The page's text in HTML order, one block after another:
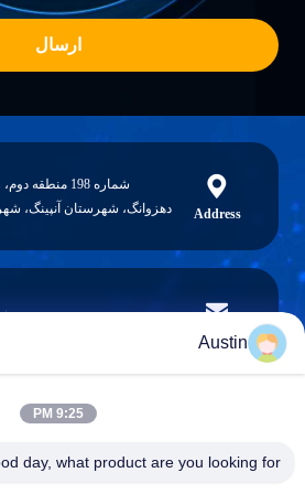
ارسال
Address
شماره 198
دهزوانگ، شهرستان آنپینگ،
E-mail
Phone
Austin
9:25 PM
day, what product are you looking for?